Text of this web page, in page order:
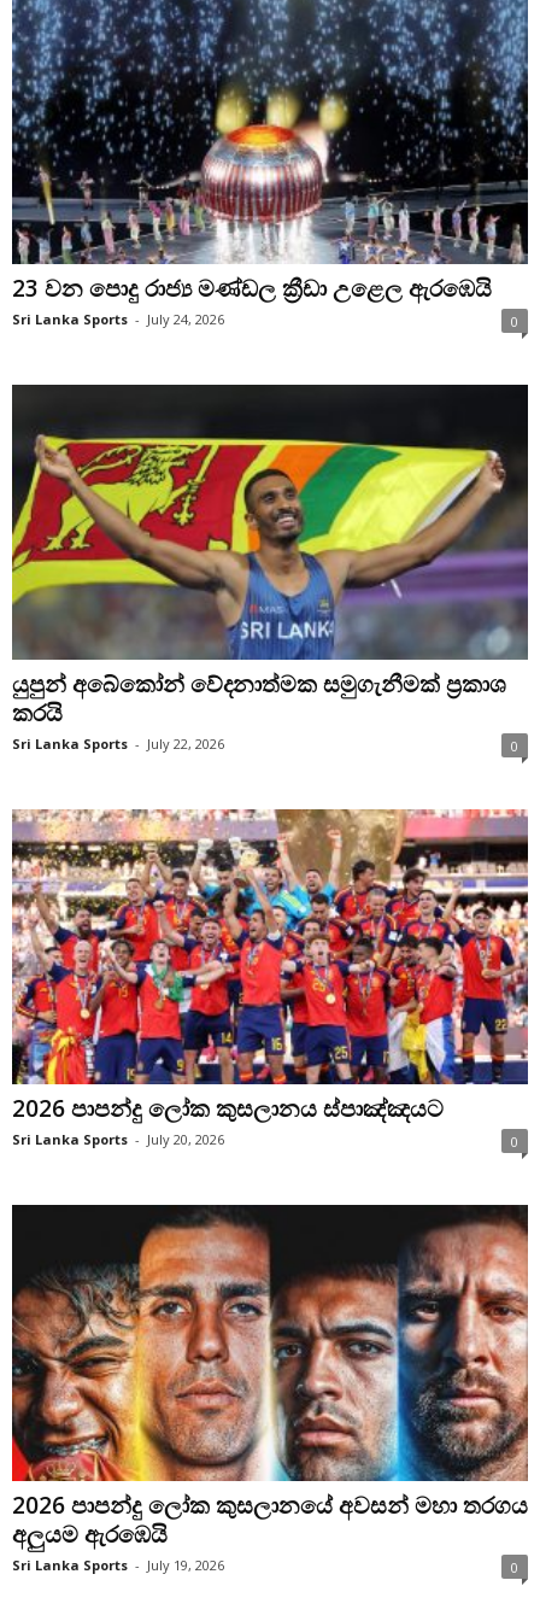
23 වන පොදු රාජ්‍ය මණ්ඩල ක්‍රීඩා උළෙල ඇරඹෙයි
Sri Lanka Sports - July 24, 2026 0
යුපුන් අබේකෝන් වේදනාත්මක සමුගැනීමක් ප්‍රකාශ
කරයි
Sri Lanka Sports - July 22, 2026 0
2026 පාපන්දු ලෝක කුසලානය ස්පාඤ්ඤයට
Sri Lanka Sports - July 20, 2026 0
2026 පාපන්දු ලෝක කුසලානයේ අවසන් මහා තරගය
අලුයම ඇරඹෙයි
Sri Lanka Sports - July 19, 2026 0